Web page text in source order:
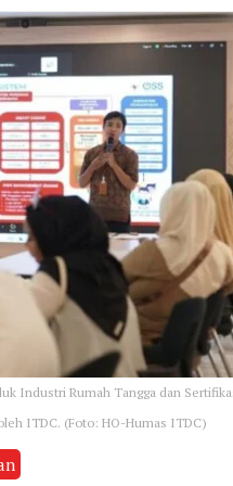
Industri Rumah Tangga dan
ITDC. (Foto: HO-Humas ITDC)